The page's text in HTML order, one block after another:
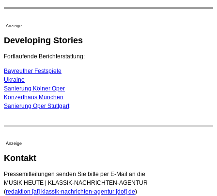
Quatuor Ebène wird mit Bremer Musikfest-Preis
ausgezeichnet
04. August 2026 - 13:30 Uhr
Anzeige
Developing Stories
Fortlaufende Berichterstattung:
Bayreuther Festspiele
Ukraine
Sanierung Kölner Oper
Konzerthaus München
Sanierung Oper Stuttgart
Anzeige
Kontakt
Pressemitteilungen senden Sie bitte per E-Mail an die
MUSIK HEUTE | KLASSIK-NACHRICHTEN-AGENTUR
(redaktion [at] klassik-nachrichten-agentur [dot] de)